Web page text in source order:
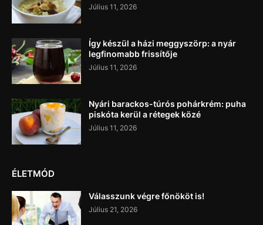
Július 11, 2026
Így készül a házi meggyszörp: a nyár
legfinomabb frissítője
Július 11, 2026
Nyári barackos-túrós pohárkrém: puha
piskóta kerül a rétegek közé
Július 11, 2026
ÉLETMÓD
Válasszunk végre főnököt is!
Július 21, 2026